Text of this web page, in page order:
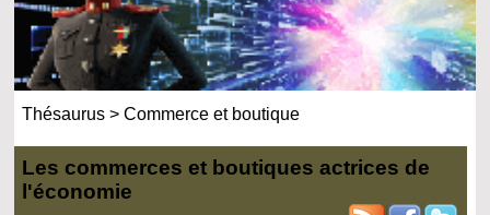
Thésaurus >Commerce et boutique
Les commerces et boutiques actrices de
l'économie